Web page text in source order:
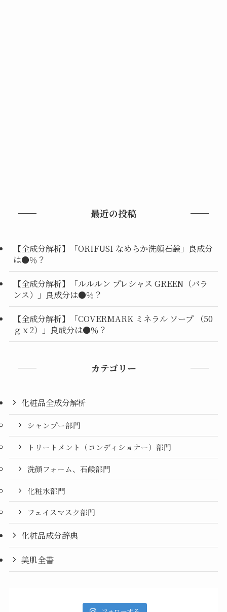
最近の投稿
【全成分解析】「ORIFUSI なめらか洗顔石鹸」良成分
は●％？
【全成分解析】「ルルルン プレシャス GREEN（バラ
ンス）」良成分は●％？
【全成分解析】「COVERMARK ミネラル ソープ （50
ｇｘ2）」良成分は●％？
カテゴリー
化粧品全成分解析
シャンプー部門
トリートメント（コンディショナー）部門
洗顔フォーム、石鹸部門
化粧水部門
フェイスマスク部門
化粧品成分辞典
美肌全書